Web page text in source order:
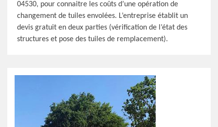
04530, pour connaitre les coûts d’une opération de
changement de tuiles envolées. L’entreprise établit un
devis gratuit en deux parties (vérification de l’état des
structures et pose des tuiles de remplacement).